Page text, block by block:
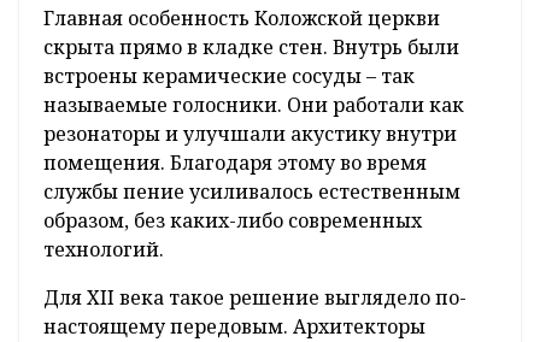
Коложская церковь стоит на высоком берегу
Немана и считается одним из древнейших
сохранившихся храмов Беларуси. Ее относят
к XII веку, когда Гродно был важным
центром на западных рубежах Древней Руси.
Церковь занимает особое место
средидостопримечательностей Гродно–
расскажем о ней подробнее.
«звучат»